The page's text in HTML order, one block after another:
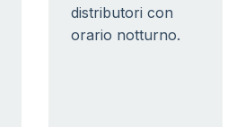
distributori con
orario notturno.